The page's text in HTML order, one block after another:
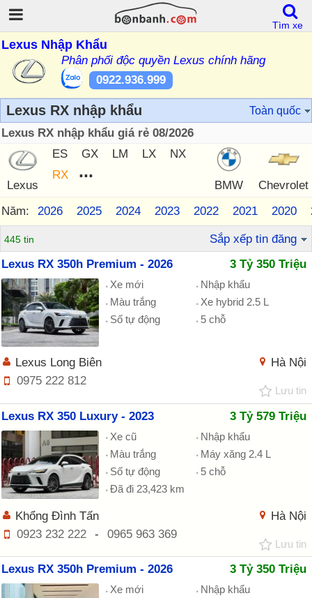
Lexus Nhập Khẩu
Phân phối độc quyền Lexus chính hãng
0922.936.999
Lexus RX nhập khẩu Toàn quốc
Lexus RX nhập khẩu giá rẻ 08/2026
Lexus
ES GX LM LX
NX
RX
...
BMW
Chevrolet
Năm:
2026 2025 2024 2023 2022 2021 2020
445 tin
Sắp xếp tin đăng
Lexus RX 350h Premium - 2026
3 Tỷ 350 Triệu
Xe mới
Nhập khẩu
Màu trắng
Xe hybrid 2.5 L
Số tự động
5 chỗ
Hà Nội
Lexus Long Biên
0975 222 812
Lưu tin
Lexus RX 350 Luxury - 2023 3 Tỷ 579 Triệu
Xe cũ
Nhập khẩu
Màu trắng
Máy xăng 2.4 L
Số tự động
5 chỗ
Đã đi 23,423 km
Hà Nội
Khổng Đình Tấn
0923 232 222
- 0965 963 369
Lưu tin
Lexus RX 350h Premium - 2026 3 Tỷ 350 Triệu
Xe mới
Nhập khẩu
Tìm xe